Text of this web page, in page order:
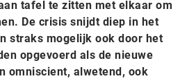
tafel te zitten met elkaar om
De crisis snijdt diep in het
straks mogelijk ook door het
opgevoerd als de nieuwe
omniscient, alwetend, ook